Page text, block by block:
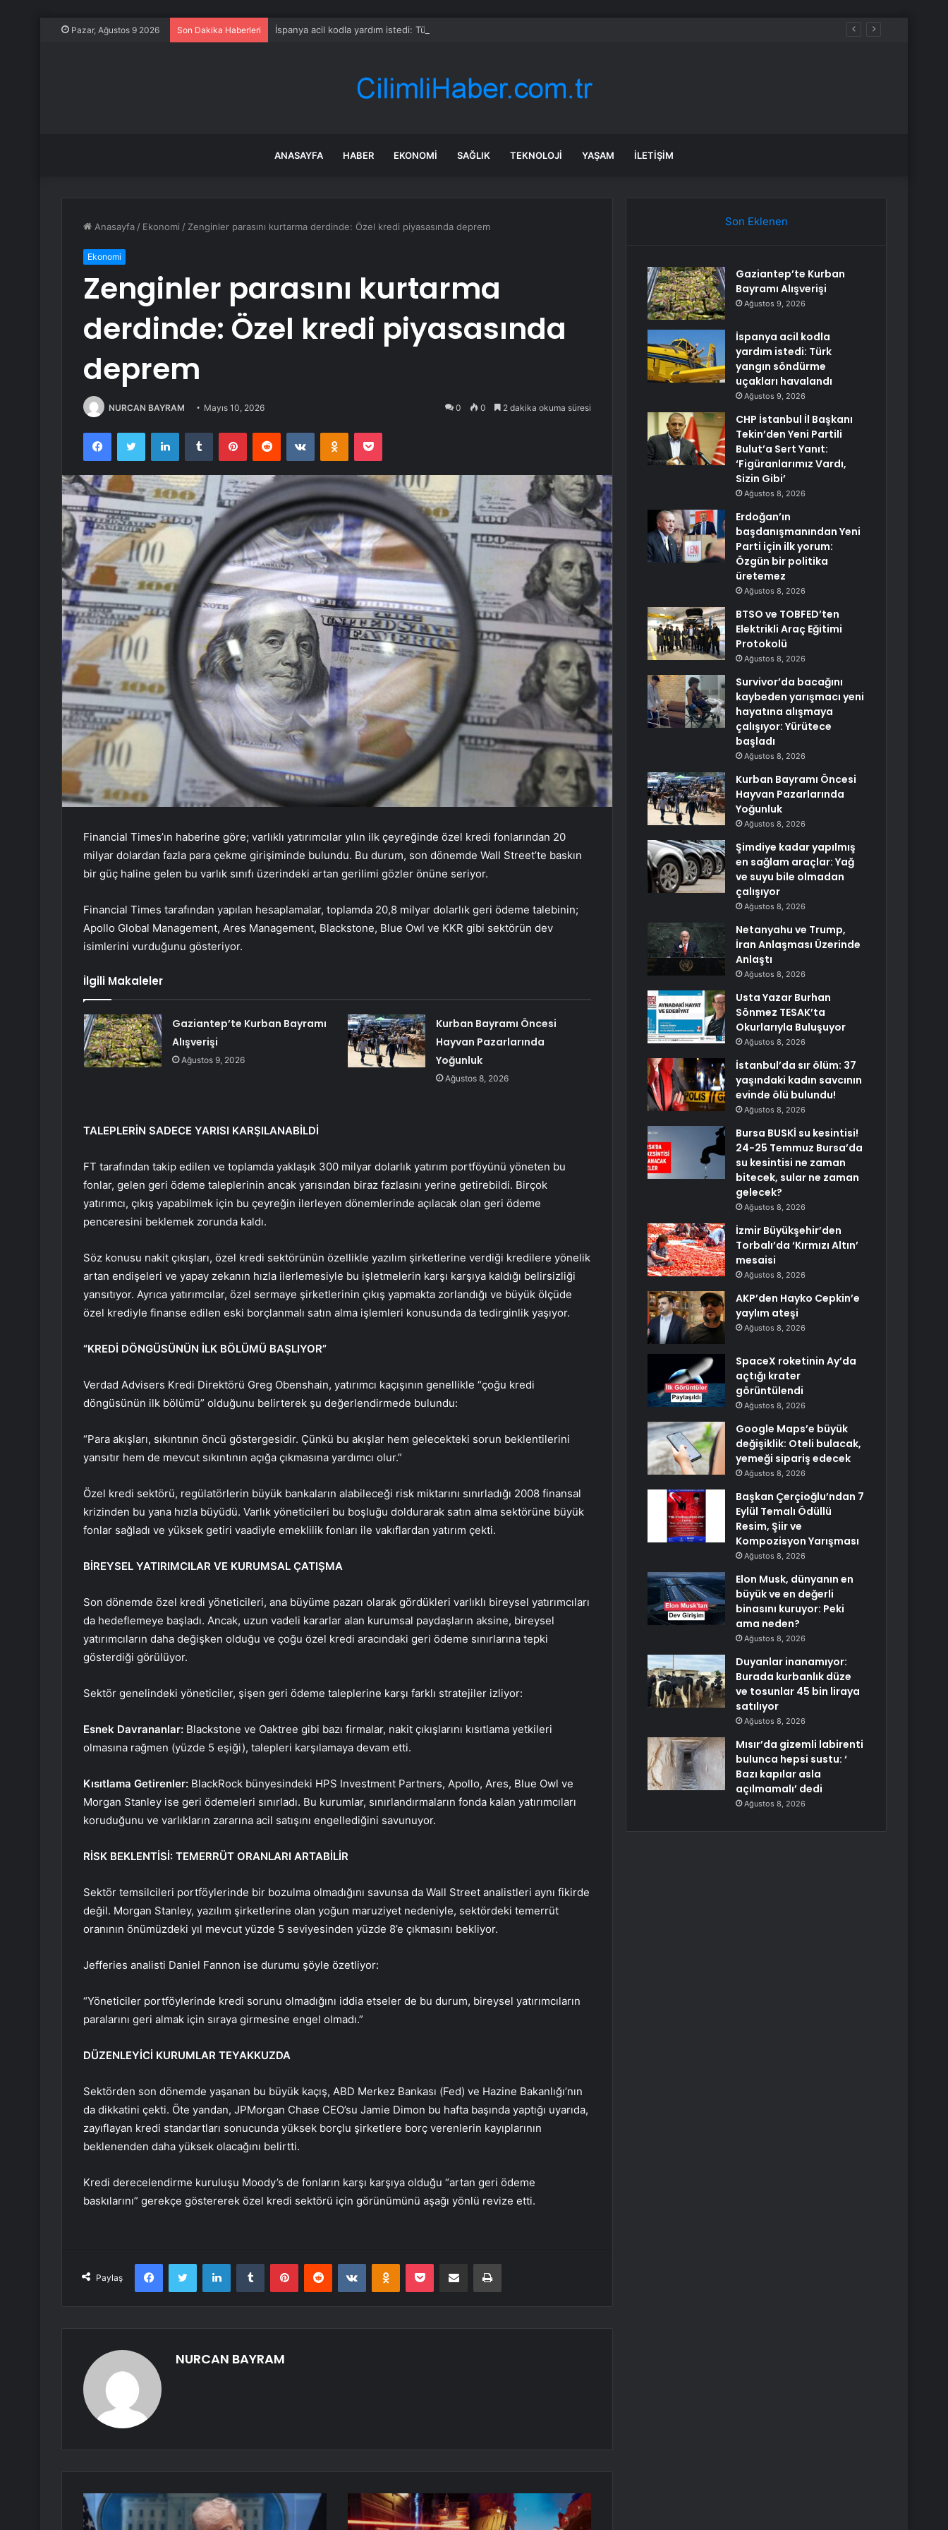
Pazar, Ağustos 9 2026 Son Dakika Haberleri İspanya acil kodla yardım istedi: Türk yangın söndürme uçakları havalandı
ANASAYFA HABER EKONOMI SAĞLIK TEKNOLOJI YAŞAM İLETIŞIM
Anasayfa / Ekonomi / Zenginler parasını kurtarma derdinde: Özel kredi piyasasında deprem
Ekonomi
Zenginler parasını kurtarma
derdinde: Özel kredi piyasasında
deprem
NURCAN BAYRAM Mayıs 10, 2026 0 0 2 dakika okuma süresi
FacebookTwitter LinkedInTumblr PinterestReddit VKontakteOdnoklassniki
Pocket
Financial Times’ın haberine göre; varlıklı yatırımcılar yılın ilk çeyreğinde özel kredi fonlarından 20
milyar dolardan fazla para çekme girişiminde bulundu. Bu durum, son dönemde Wall Street’te baskın
bir güç haline gelen bu varlık sınıfı üzerindeki artan gerilimi gözler önüne seriyor.
Financial Times tarafından yapılan hesaplamalar, toplamda 20,8 milyar dolarlık geri ödeme talebinin;
Apollo Global Management, Ares Management, Blackstone, Blue Owl ve KKR gibi sektörün dev
isimlerini vurduğunu gösteriyor.
İlgili Makaleler
Gaziantep’te Kurban Bayramı
Alışverişi
Ağustos 9, 2026
Kurban Bayramı Öncesi
Hayvan Pazarlarında
Yoğunluk
Ağustos 8, 2026
TALEPLERİN SADECE YARISI KARŞILANABİLDİ
FT tarafından takip edilen ve toplamda yaklaşık 300 milyar dolarlık yatırım portföyünü yöneten bu
fonlar, gelen geri ödeme taleplerinin ancak yarısından biraz fazlasını yerine getirebildi. Birçok
yatırımcı, çıkış yapabilmek için bu çeyreğin ilerleyen dönemlerinde açılacak olan geri ödeme
penceresini beklemek zorunda kaldı.
Söz konusu nakit çıkışları, özel kredi sektörünün özellikle yazılım şirketlerine verdiği kredilere yönelik
artan endişeleri ve yapay zekanın hızla ilerlemesiyle bu işletmelerin karşı karşıya kaldığı belirsizliği
yansıtıyor. Ayrıca yatırımcılar, özel sermaye şirketlerinin çıkış yapmakta zorlandığı ve büyük ölçüde
özel krediyle finanse edilen eski borçlanmalı satın alma işlemleri konusunda da tedirginlik yaşıyor.
“KREDİ DÖNGÜSÜNÜN İLK BÖLÜMÜ BAŞLIYOR”
Verdad Advisers Kredi Direktörü Greg Obenshain, yatırımcı kaçışının genellikle “çoğu kredi
döngüsünün ilk bölümü” olduğunu belirterek şu değerlendirmede bulundu:
“Para akışları, sıkıntının öncü göstergesidir. Çünkü bu akışlar hem gelecekteki sorun beklentilerini
yansıtır hem de mevcut sıkıntının açığa çıkmasına yardımcı olur.”
Özel kredi sektörü, regülatörlerin büyük bankaların alabileceği risk miktarını sınırladığı 2008 finansal
krizinden bu yana hızla büyüdü. Varlık yöneticileri bu boşluğu doldurarak satın alma sektörüne büyük
fonlar sağladı ve yüksek getiri vaadiyle emeklilik fonları ile vakıflardan yatırım çekti.
BİREYSEL YATIRIMCILAR VE KURUMSAL ÇATIŞMA
Son dönemde özel kredi yöneticileri, ana büyüme pazarı olarak gördükleri varlıklı bireysel yatırımcıları
da hedeflemeye başladı. Ancak, uzun vadeli kararlar alan kurumsal paydaşların aksine, bireysel
yatırımcıların daha değişken olduğu ve çoğu özel kredi aracındaki geri ödeme sınırlarına tepki
gösterdiği görülüyor.
Sektör genelindeki yöneticiler, şişen geri ödeme taleplerine karşı farklı stratejiler izliyor:
Esnek Davrananlar: Blackstone ve Oaktree gibi bazı firmalar, nakit çıkışlarını kısıtlama yetkileri
olmasına rağmen (yüzde 5 eşiği), talepleri karşılamaya devam etti.
Kısıtlama Getirenler: BlackRock bünyesindeki HPS Investment Partners, Apollo, Ares, Blue Owl ve
Morgan Stanley ise geri ödemeleri sınırladı. Bu kurumlar, sınırlandırmaların fonda kalan yatırımcıları
koruduğunu ve varlıkların zararına acil satışını engellediğini savunuyor.
RİSK BEKLENTİSİ: TEMERRÜT ORANLARI ARTABİLİR
Sektör temsilcileri portföylerinde bir bozulma olmadığını savunsa da Wall Street analistleri aynı fikirde
değil. Morgan Stanley, yazılım şirketlerine olan yoğun maruziyet nedeniyle, sektördeki temerrüt
oranının önümüzdeki yıl mevcut yüzde 5 seviyesinden yüzde 8’e çıkmasını bekliyor.
Jefferies analisti Daniel Fannon ise durumu şöyle özetliyor:
“Yöneticiler portföylerinde kredi sorunu olmadığını iddia etseler de bu durum, bireysel yatırımcıların
paralarını geri almak için sıraya girmesine engel olmadı.”
DÜZENLEYİCİ KURUMLAR TEYAKKUZDA
Sektörden son dönemde yaşanan bu büyük kaçış, ABD Merkez Bankası (Fed) ve Hazine Bakanlığı’nın
da dikkatini çekti. Öte yandan, JPMorgan Chase CEO’su Jamie Dimon bu hafta başında yaptığı uyarıda,
zayıflayan kredi standartları sonucunda yüksek borçlu şirketlere borç verenlerin kayıplarının
beklenenden daha yüksek olacağını belirtti.
Kredi derecelendirme kuruluşu Moody’s de fonların karşı karşıya olduğu “artan geri ödeme
baskılarını” gerekçe göstererek özel kredi sektörü için görünümünü aşağı yönlü revize etti.
Paylaş
FacebookTwitter LinkedInTumblr PinterestReddit VKontakteOdnoklassniki
Pocket E-Posta ile paylaş Yazdır
NURCAN BAYRAM
Son Eklenen
Gaziantep’te Kurban
Bayramı Alışverişi
Ağustos 9, 2026
İspanya acil kodla
yardım istedi: Türk
yangın söndürme
uçakları havalandı
Ağustos 9, 2026
CHP İstanbul İl Başkanı
Tekin’den Yeni Partili
Bulut’a Sert Yanıt:
‘Figüranlarımız Vardı,
Sizin Gibi’
Ağustos 8, 2026
Erdoğan’ın
başdanışmanından Yeni
Parti için ilk yorum:
Özgün bir politika
üretemez
Ağustos 8, 2026
BTSO ve TOBFED’ten
Elektrikli Araç Eğitimi
Protokolü
Ağustos 8, 2026
Survivor’da bacağını
kaybeden yarışmacı yeni
hayatına alışmaya
çalışıyor: Yürütece
başladı
Ağustos 8, 2026
Kurban Bayramı Öncesi
Hayvan Pazarlarında
Yoğunluk
Ağustos 8, 2026
Şimdiye kadar yapılmış
en sağlam araçlar: Yağ
ve suyu bile olmadan
çalışıyor
Ağustos 8, 2026
Netanyahu ve Trump,
İran Anlaşması Üzerinde
Anlaştı
Ağustos 8, 2026
Usta Yazar Burhan
Sönmez TESAK’ta
Okurlarıyla Buluşuyor
Ağustos 8, 2026
İstanbul’da sır ölüm: 37
yaşındaki kadın savcının
evinde ölü bulundu!
Ağustos 8, 2026
Bursa BUSKİ su kesintisi!
24-25 Temmuz Bursa’da
su kesintisi ne zaman
bitecek, sular ne zaman
gelecek?
Ağustos 8, 2026
İzmir Büyükşehir’den
Torbalı’da ‘Kırmızı Altın’
mesaisi
Ağustos 8, 2026
AKP’den Hayko Cepkin’e
yaylım ateşi
Ağustos 8, 2026
SpaceX roketinin Ay’da
açtığı krater
görüntülendi
Ağustos 8, 2026
Google Maps’e büyük
değişiklik: Oteli bulacak,
yemeği sipariş edecek
Ağustos 8, 2026
Başkan Çerçioğlu’ndan 7
Eylül Temalı Ödüllü
Resim, Şiir ve
Kompozisyon Yarışması
Ağustos 8, 2026
Elon Musk, dünyanın en
büyük ve en değerli
binasını kuruyor: Peki
ama neden?
Ağustos 8, 2026
Duyanlar inanamıyor:
Burada kurbanlık düze
ve tosunlar 45 bin liraya
satılıyor
Ağustos 8, 2026
Mısır’da gizemli labirenti
bulunca hepsi sustu: ‘
Bazı kapılar asla
açılmamalı’ dedi
Ağustos 8, 2026